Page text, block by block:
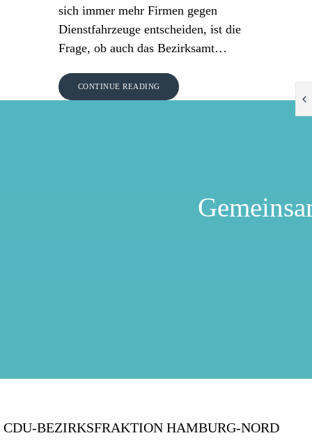
sich immer mehr Firmen gegen
Dienstfahrzeuge entscheiden, ist die
Frage, ob auch das Bezirksamt…
CONTINUE READING
CDU-BEZIRKSFRAKTION HAMBURG-NORD